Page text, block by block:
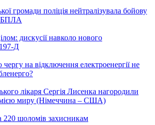
громади поліція нейтралізувала бойову
БПЛА
дискусії навколо нового
Д
на відключення електроенергії не
лікаря Сергія Лисенка нагородили
миру (Німеччина – США)
220 шоломів захисникам